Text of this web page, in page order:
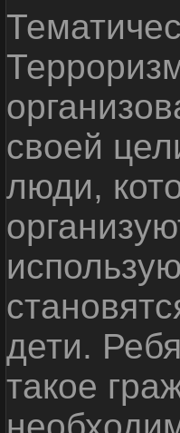
своей
люди,
дети.
такое